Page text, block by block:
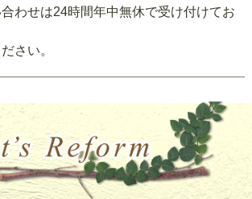
わせは24時間年中無休で受け付けてお
さい。